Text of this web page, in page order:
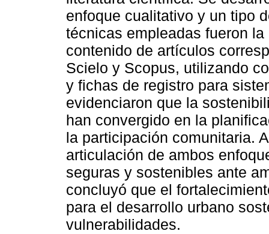
enfoque cualitativo y un tipo
técnicas empleadas fueron
contenido de artículos
Scielo y Scopus, utilizando
y fichas de registro para
evidenciaron que la
han convergido en la
la participación comunitaria.
articulación de ambos
seguras y sostenibles ante
concluyó que el
para el desarrollo urbano
vulnerabilidades.